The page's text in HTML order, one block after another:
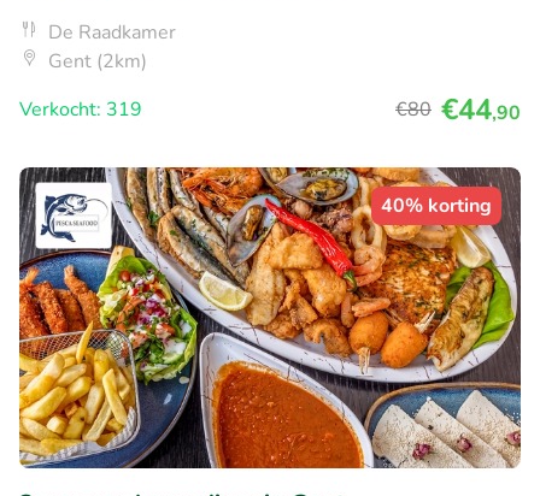
De Raadkamer
Gent (2km)
Verkocht: 319
€80 €44,90
40% korting